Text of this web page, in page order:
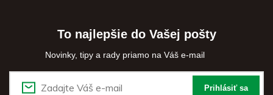
To najlepšie do Vašej pošty
Novinky, tipy a rady priamo na Váš e-mail
Prihlásiť sa